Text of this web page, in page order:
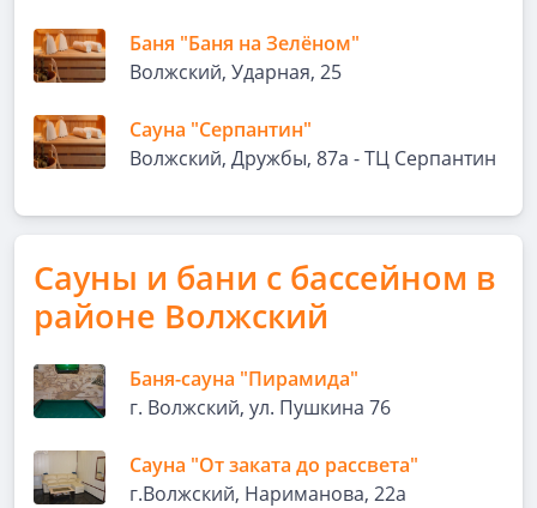
Баня "Баня на Зелёном"
Волжский, Ударная, 25
Сауна "Серпантин"
Волжский, Дружбы, 87а - ТЦ Серпантин
Сауны и бани с бассейном в
районе Волжский
Баня-сауна "Пирамида"
г. Волжский, ул. Пушкина 76
Сауна "От заката до рассвета"
г.Волжский, Нариманова, 22а